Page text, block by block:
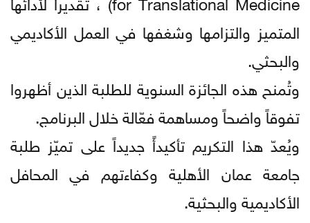
المتميز والتزامها وشغفها في العمل الأكاديمي
والبحثي.
وتُمنح هذه الجائزة السنوية للطلبة الذين أظهروا
تفوقاً واضحاً ومساهمة فعّالة خلال البرنامج.
ويُعدّ هذا التكريم تأكيدأً جديداً على تميّز طلبة
جامعة عمان الأهلية وكفاءتهم في المحافل
الأكاديمية والبحثية.